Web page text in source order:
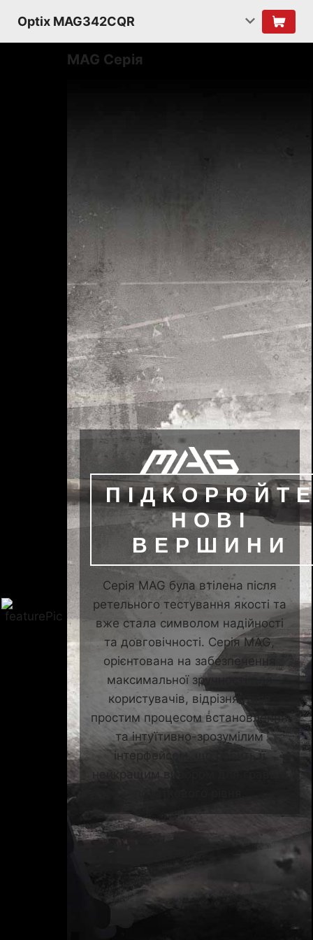
Optix MAG342CQR
MAG Серія
НОВІ
ВЕРШИНИ
Серія MAG була втілена після
ретельного тестування якості та
вже стала символом надійності
та довговічності. Серія MAG,
орієнтована на забезпечення
максимальної зручності для
користувачів, відрізняється
простим процесом встановлення
та інтуїтивно-зрозумілим
інтерфейсом, що робить її
найкращим вибором для гравців